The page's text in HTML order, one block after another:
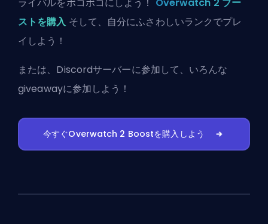
ストを購入 そして、自分にふさわしいランクでプレ
イしよう！
または、 Discordサーバーに参加して、いろんな
giveawayに参加しよう！
今すぐOverwatch 2 Boostを購入しよう